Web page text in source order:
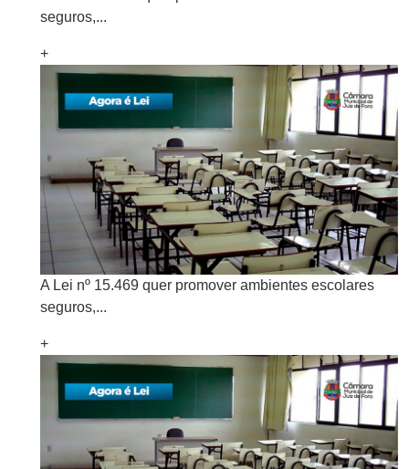
seguros,...
+
A Lei nº 15.469 quer promover ambientes escolares
seguros,...
+